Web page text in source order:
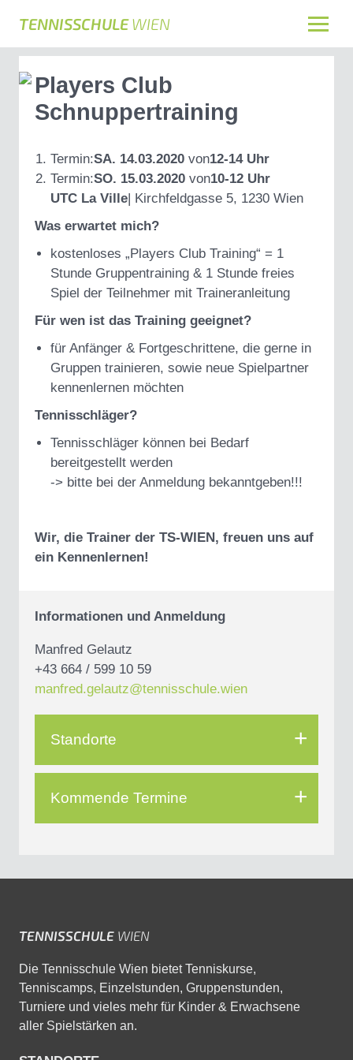
TENNISSCHULEWIEN
Players Club
Schnuppertraining
Termin:SA. 14.03.2020 von12-14 Uhr
Termin:SO. 15.03.2020 von10-12 Uhr
UTC La Ville| Kirchfeldgasse 5, 1230 Wien
Was erwartet mich?
kostenloses „Players Club Training“ = 1
Stunde Gruppentraining & 1 Stunde freies
Spiel der Teilnehmer mit Traineranleitung
Für wen ist das Training geeignet?
für Anfänger & Fortgeschrittene, die gerne in
Gruppen trainieren, sowie neue Spielpartner
kennenlernen möchten
Tennisschläger?
Tennisschläger können bei Bedarf
bereitgestellt werden
-> bitte bei der Anmeldung bekanntgeben!!!
Wir, die Trainer der TS-WIEN, freuen uns auf
ein Kennenlernen!
Informationen und Anmeldung
Manfred Gelautz
+43 664 / 599 10 59
manfred.gelautz@tennisschule.wien
Standorte
Kommende Termine
TENNISSCHULE WIEN
Die Tennisschule Wien bietet Tenniskurse,
Tenniscamps, Einzelstunden, Gruppenstunden,
Turniere und vieles mehr für Kinder & Erwachsene
aller Spielstärken an.